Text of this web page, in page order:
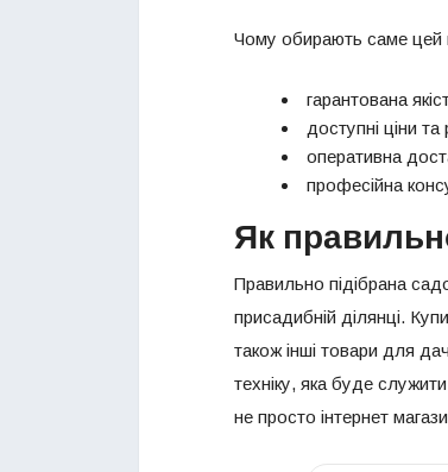
Чому обирають саме цей
гарантована
доступні ціни та
оперативна
професійна
Як
Правильно підібрана
присадибній ділянці.
також інші товари для
техніку, яка буде
не просто інтернет